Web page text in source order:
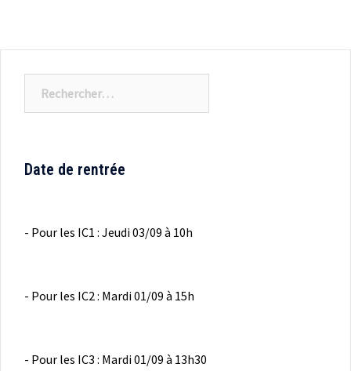
Date de rentrée
- Pour les IC1 : Jeudi 03/09 à 10h
- Pour les IC2 : Mardi 01/09 à 15h
- Pour les IC3 : Mardi 01/09 à 13h30